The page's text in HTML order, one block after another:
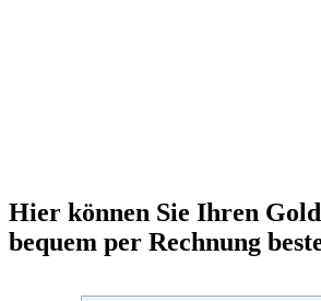
Hier können Sie Ihren
bequem per Rechnung